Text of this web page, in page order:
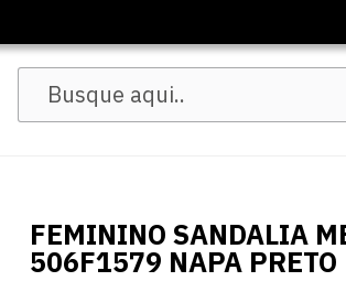
FEMININO SANDALIA
506F1579 NAPA PRETO